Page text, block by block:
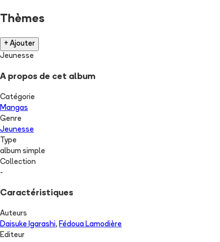
Thèmes
+ Ajouter
Jeunesse
A propos de cet album
Catégorie
Mangas
Genre
Jeunesse
Type
album simple
Collection
-
Caractéristiques
Auteurs
Daisuke Igarashi, Fédoua Lamodière
Editeur